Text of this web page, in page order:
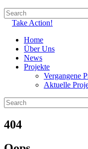
Take Action!
Home
Über Uns
News
Projekte
Vergangene
Aktuelle
404